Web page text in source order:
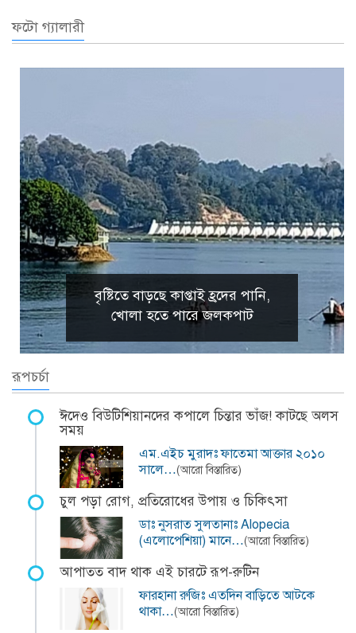
ফটো গ্যালারী
বৃষ্টিতে বাড়ছে কাপ্তাই হ্রদের পানি,
খোলা হতে পারে জলকপাট
রূপচর্চা
ঈদেও বিউটিশিয়ানদের কপালে চিন্তার ভাঁজ! কাটছে অলস
সময়
এম.এইচ মুরাদঃ ফাতেমা আক্তার ২০১০
সালে…(আরো বিস্তারিত)
চুল পড়া রোগ, প্রতিরোধের উপায় ও চিকিৎসা
ডাঃ নুসরাত সুলতানাঃ Alopecia
(এলোপেশিয়া) মানে…(আরো বিস্তারিত)
আপাতত বাদ থাক এই চারটে রূপ-রুটিন
ফারহানা রুজিঃ এতদিন বাড়িতে আটকে
থাকা…(আরো বিস্তারিত)